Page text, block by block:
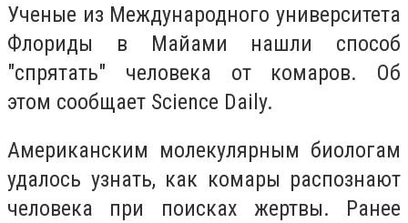
Ученые из Международного университета
Флориды в Майами нашли способ
"спрятать" человека от комаров. Об
этом сообщает Science Daily.
Американским молекулярным биологам
удалось узнать, как комары распознают
человека при поисках жертвы. Ранее